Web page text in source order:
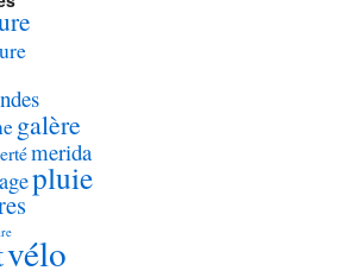
galère
merida
pluie
vélo